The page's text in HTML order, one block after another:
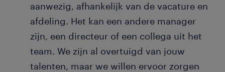
aanwezig, afhankelijk van de vacature en
afdeling. Het kan een andere manager
zijn, een directeur of een collega uit het
team. We zijn al overtuigd van jouw
talenten, maar we willen ervoor zorgen